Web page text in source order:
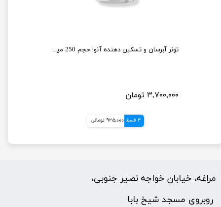
تونر آبرسان و تسکین دهنده آنوا حجم 250 میل طرح جدید
۳,۷۰۰,۰۰۰ تومان
4 قسط 925,000 تومانی
مراغه، خیابان خواجه نصیر جنوبی،
​​​​​​​ روبروی مسجد شیخ بابا